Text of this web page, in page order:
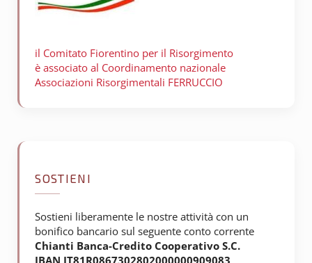
il Comitato Fiorentino per il Risorgimento
è associato al Coordinamento nazionale
Associazioni Risorgimentali FERRUCCIO
SOSTIENI
Sostieni liberamente le nostre attività con un
bonifico bancario sul seguente conto corrente
Chianti Banca-Credito Cooperativo S.C.